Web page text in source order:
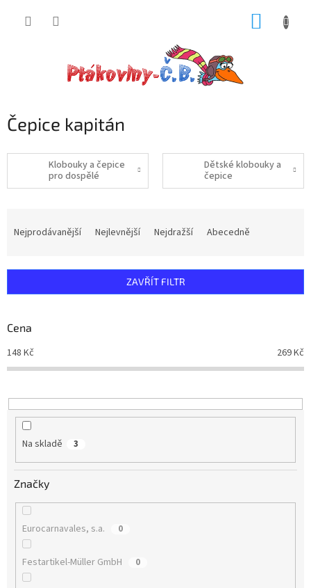
Čepice kapitán
Klobouky a čepice
pro dospělé
Dětské klobouky a
čepice
í
r
o
d
u
t
ů
Nejprodávanější Nejlevnější Nejdražší Abecedně
ZAVŘÍT FILTR
Cena
148 Kč 269Kč
Na skladě 3
Značky
Eurocarnavales, s.a. 0
Festartikel-Müller GmbH 0